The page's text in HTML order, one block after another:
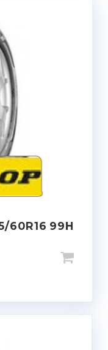
60R16 99H